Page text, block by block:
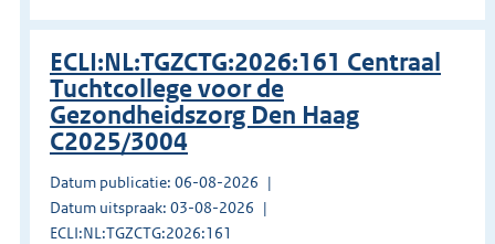
ECLI:NL:TGZCTG:2026:161 Centraal
Tuchtcollege voor de
Gezondheidszorg Den Haag
C2025/3004
Datum publicatie: 06-08-2026
Datum uitspraak: 03-08-2026
ECLI:NL:TGZCTG:2026:161